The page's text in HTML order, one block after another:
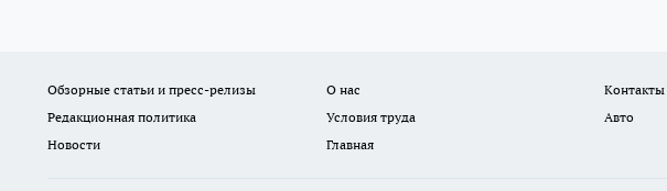
Обзорные статьи и пресс-релизы О нас
Контакты
Редакционная политика
Условия труда
Авто
Новости
Главная